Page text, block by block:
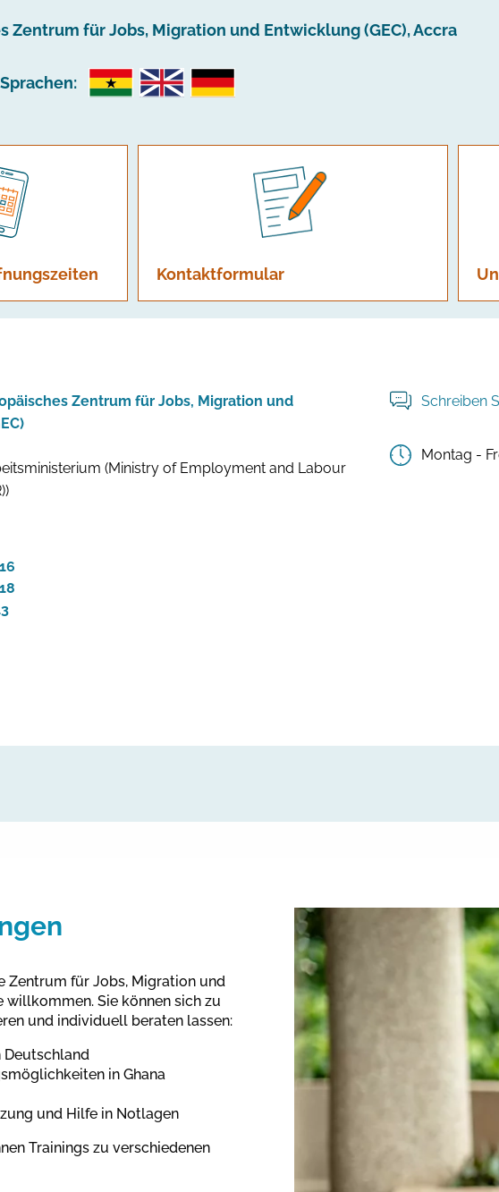
Zentrum für Jobs, Migration und Entwicklung (GEC), Accra
Kontaktformular
Zentrum für Jobs, Migration und
(Ministry of Employment and Labour
Schreiben
Montag -
Zentrum für Jobs, Migration und
willkommen. Sie können sich zu
und individuell beraten lassen:
Deutschland
in Ghana
und Hilfe in Notlagen
Trainings zu verschiedenen